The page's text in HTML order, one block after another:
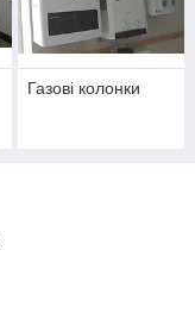
Газові колонки